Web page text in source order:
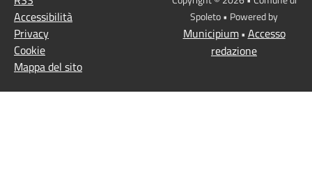
Accessibilità
Privacy
Cookie
Mappa del sito
Spoleto • Powered by
Municipium• Accesso
redazione